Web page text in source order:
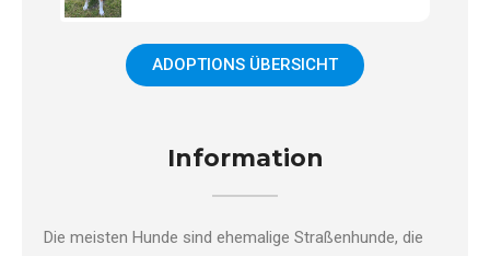
ADOPTIONS ÜBERSICHT
Information
Die meisten Hunde sind ehemalige Straßenhunde, die